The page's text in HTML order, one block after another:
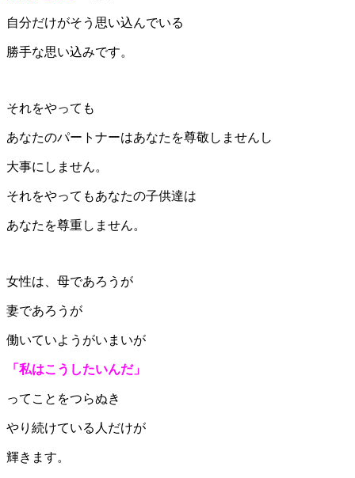
自分だけがそう思い込んでいる
勝手な思い込みです。
それをやっても
あなたのパートナーはあなたを尊敬しませんし
大事にしません。
それをやってもあなたの子供達は
あなたを尊重しません。
女性は、母であろうが
妻であろうが
働いていようがいまいが
「私はこうしたいんだ」
ってことをつらぬき
やり続けている人だけが
輝きます。